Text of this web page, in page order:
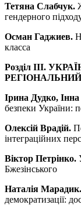
Тетяна Слабчук.
гендерного
Осман Гаджиев.
класса
Розділ III.
Ірина Дудко,
безпеки України:
Олексій Врадій.
інтеграційних
Віктор Петрінко.
Бжезінського
Наталія Марадик.
демократизації: